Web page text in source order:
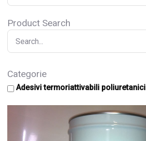
Product Search
Categorie
Adesivi termoriattivabili poliuretanici